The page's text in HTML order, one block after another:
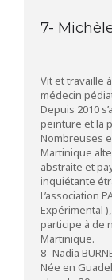
7-
Vit et travaille
médecin
Depuis 2010
peinture et la
Nombreuses
Martinique
abstraite et
inquiétante
L’association
Expérimental
participe à de
Martinique.
8- Nadia
Née en